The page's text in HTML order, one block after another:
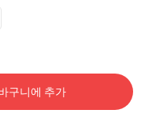
구니에 추가